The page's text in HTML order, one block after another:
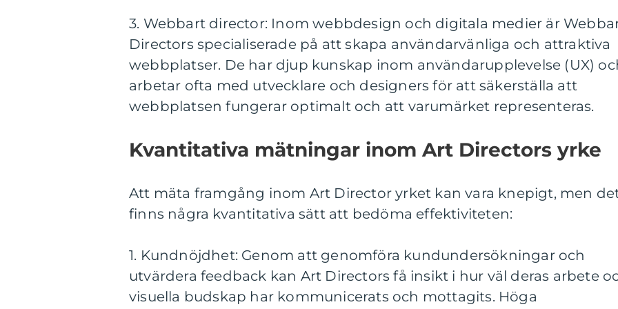
3. Webbart director: Inom webbdesign och digitala medier är
Directors specialiserade på att skapa användarvänliga och attraktiva
webbplatser. De har djup kunskap inom användarupplevelse (UX)
arbetar ofta med utvecklare och designers för att säkerställa att
webbplatsen fungerar optimalt och att varumärket representeras.
Kvantitativa mätningar inom Art Directors yrke
Att mäta framgång inom Art Director yrket kan vara knepigt, men
finns några kvantitativa sätt att bedöma effektiviteten:
1. Kundnöjdhet: Genom att genomföra kundundersökningar och
utvärdera feedback kan Art Directors få insikt i hur väl deras arbete
visuella budskap har kommunicerats och mottagits. Höga